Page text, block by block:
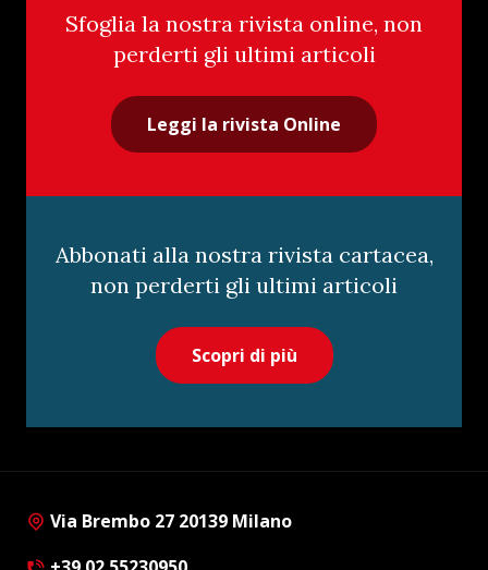
Sfoglia la nostra rivista online, non
perderti gli ultimi articoli
Leggi la rivista Online
Abbonati alla nostra rivista cartacea,
non perderti gli ultimi articoli
Scopri di più
Via Brembo 27 20139 Milano